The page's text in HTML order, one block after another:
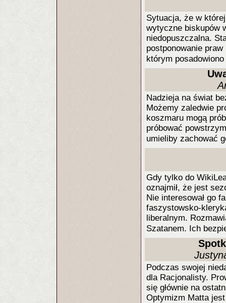
Sytuacja, że w
wytyczne biskupów
niedopuszczalna.
postponowanie
którym
Nadzieja na świat
Możemy zaledwie
koszmaru mogą
próbować
umieliby zachować
Gdy tylko do
oznajmił, że jest
Nie interesował go
faszystowsko-
liberalnym.
Szatanem. Ich
Podczas swojej
dla Racjonalisty.
się głównie na
Optymizm Matta